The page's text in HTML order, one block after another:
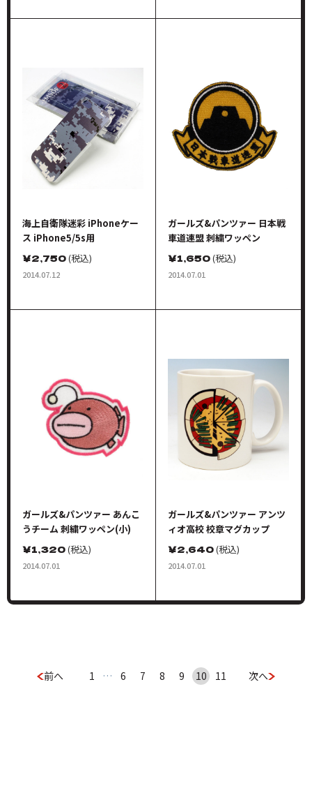
海上自衛隊迷彩 iPhoneケー
ス iPhone5/5s用
￥2,750(税込)
2014.07.12
ガールズ&パンツァー 日本戦
車道連盟 刺繍ワッペン
￥1,650(税込)
2014.07.01
ガールズ&パンツァー あんこ
うチーム 刺繍ワッペン(小)
￥1,320(税込)
2014.07.01
ガールズ&パンツァー アンツ
ィオ高校 校章マグカップ
￥2,640(税込)
2014.07.01
前へ 1 … 6 7 8 9 10 11 次へ